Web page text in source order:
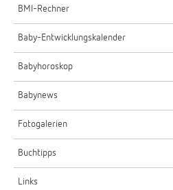
BMI-Rechner
Baby-Entwicklungskalender
Babyhoroskop
Babynews
Fotogalerien
Buchtipps
Links